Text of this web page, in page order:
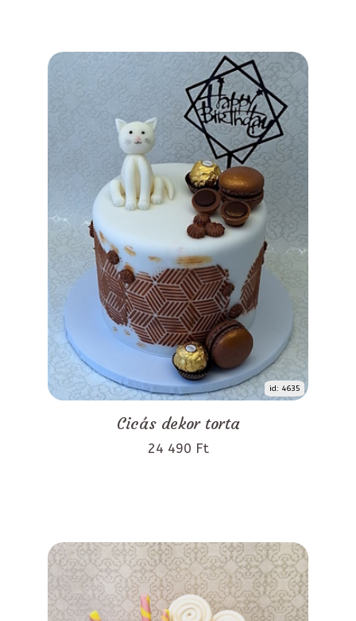
id: 4635
Cicás dekor torta
24 490 Ft